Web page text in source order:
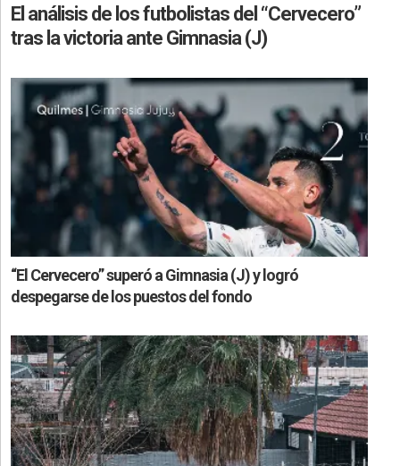
El análisis de los futbolistas del “Cervecero”
tras la victoria ante Gimnasia (J)
“El Cervecero” superó a Gimnasia (J) y logró
despegarse de los puestos del fondo